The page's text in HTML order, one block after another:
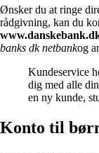
Ønsker du at ringe
rådgivning, kan du
banks dk netbankog
Kundeservice
dig med alle
en ny kunde,
Konto til